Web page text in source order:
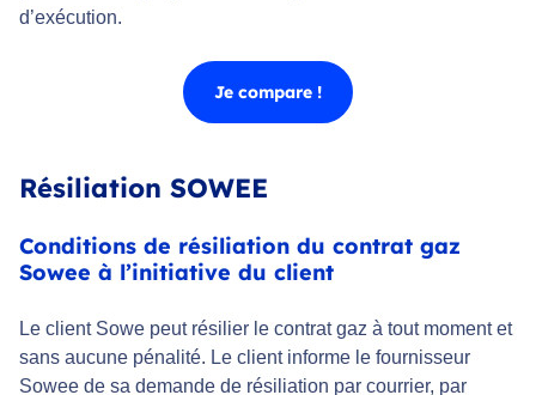
d’exécution.
Je compare !
Résiliation SOWEE
Conditions de résiliation du contrat gaz
Sowee à l’initiative du client
Le client Sowe peut résilier le contrat gaz à tout moment et
sans aucune pénalité. Le client informe le fournisseur
Sowee de sa demande de résiliation par courrier, par